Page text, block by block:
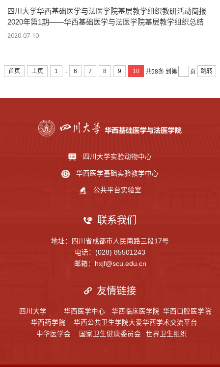
四川大学华西基础医学与法医学院基层教学组织教研活动简报
2020年第1期——华西基础医学与法医学院基层教学组织总结
2020-07-10
首页 上页 1 6 7 8 9 10 共58条 到第 页 跳转
四川大学实验动物中心
华西医学基础实验教学中心
公共平台实验室
联系我们
地址：四川省成都市人民南路三段17号
电话：(028) 85501243
邮箱：hxjf@scu.edu.cn
友情链接
四川大学 华西医学中心 华西临床医学院 华西口腔医学院
华西药学院
华西公共卫生学院大爱华西学术交流平台
中华医学会
国家卫生健康委员会 世界卫生组织